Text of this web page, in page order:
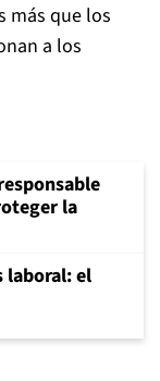
más que los
a los
la
laboral: el